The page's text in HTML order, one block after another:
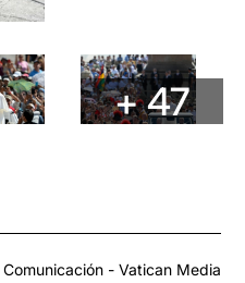
+ 47
- Vatican Media